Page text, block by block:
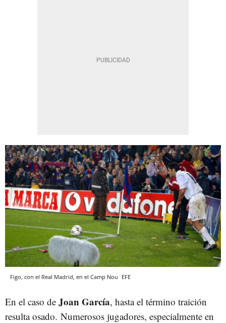
Figo, con el Real Madrid, en el Camp Nou EFE
En el caso de Joan García, hasta el término traición
resulta osado. Numerosos jugadores, especialmente en